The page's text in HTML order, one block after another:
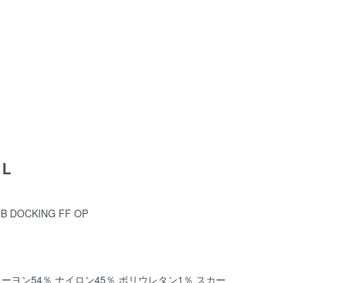
DOCKING FF OP
ヨン54％ ナイロン45％ ポリウレタン1％ スカー